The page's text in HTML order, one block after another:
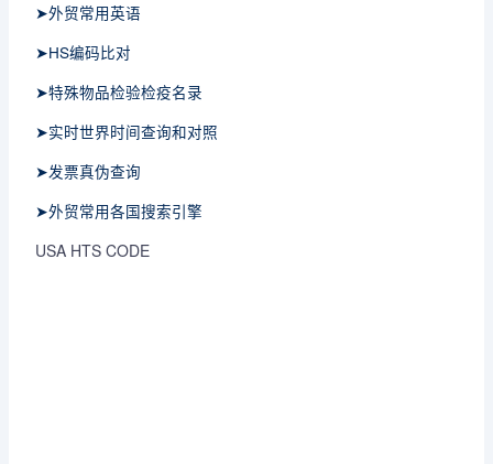
➤外贸常用英语
➤HS编码比对
➤特殊物品检验检疫名录
➤实时世界时间查询和对照
➤发票真伪查询
➤外贸常用各国搜索引擎
USA HTS CODE